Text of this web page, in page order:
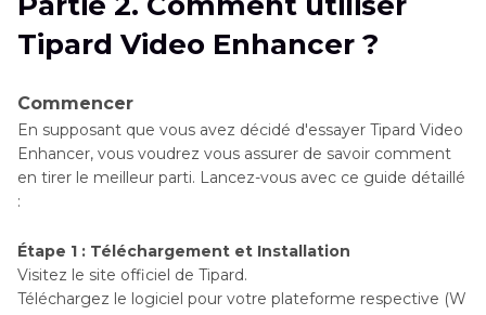
Tipard Video Enhancer ?
Commencer
En supposant que vous avez décidé d'essayer Tipard Video
Enhancer, vous voudrez vous assurer de savoir comment
en tirer le meilleur parti. Lancez-vous avec ce guide détaillé
:
Étape 1 : Téléchargement et Installation
Visitez le site officiel de Tipard.
Téléchargez le logiciel pour votre plateforme respective (W